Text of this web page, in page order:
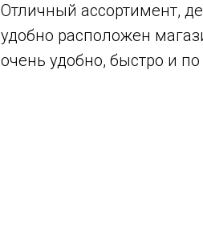
Отличный ассортимент,
удобно расположен
очень удобно, быстро и